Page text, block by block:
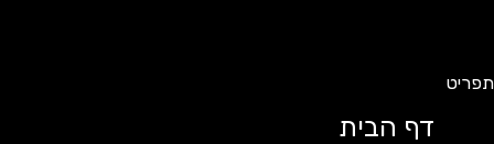
דף הבית